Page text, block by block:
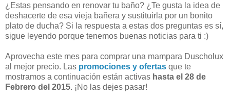
¿Estas pensando en renovar tu baño? ¿Te gusta la idea de
deshacerte de esa vieja bañera y sustituirla por un bonito
plato de ducha? Si la respuesta a estas dos preguntas es sí,
sigue leyendo porque tenemos buenas noticias para ti :)
Aprovecha este mes para comprar una mampara Duscholux
al mejor precio. Las promociones y ofertas que te
mostramos a continuación están activas hasta el 28 de
Febrero del 2015. ¡No las dejes pasar!